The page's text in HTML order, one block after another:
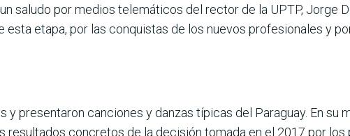
saludo por medios telemáticos del rector de la UPTP, Jorge
etapa, por las conquistas de los nuevos profesionales y
presentaron canciones y danzas típicas del Paraguay. En su
resultados concretos de la decisión tomada en el 2017 por